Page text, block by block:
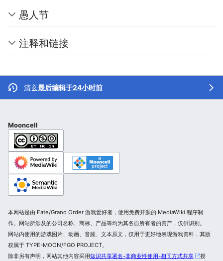
愚人节
注释和链接
清玄最后编辑于24小时前
Mooncell
本网站是由 Fate/Grand Order 游戏爱好者，使用免费开源的 MediaWiki 程序制
作。网站所涉及的公司名称、商标、产品等均为其各自所有者的资产，仅供识别。
网站内使用的游戏图片、动画、音频、文本原文，仅用于更好地表现游戏资料，其版
权属于 TYPE-MOON/FGO PROJECT。
除非另有声明，网站其他内容采用知识共享署名-非商业性使用-相同方式共享 授